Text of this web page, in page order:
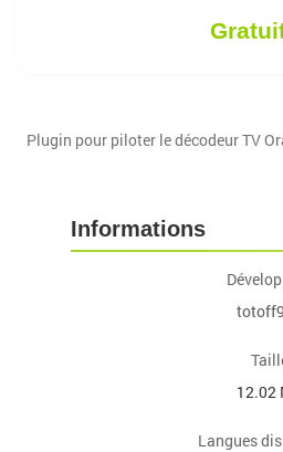
Plugin pour piloter le décodeur TV
Informations
12.02
Langues